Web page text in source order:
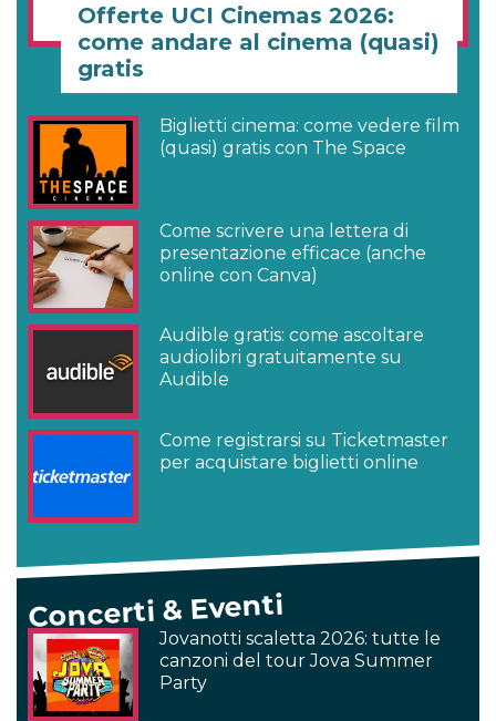
Offerte UCI Cinemas 2026:
come andare al cinema (quasi)
gratis
Biglietti cinema: come vedere film
(quasi) gratis con The Space
Come scrivere una lettera di
presentazione efficace (anche
online con Canva)
Audible gratis: come ascoltare
audiolibri gratuitamente su
Audible
Come registrarsi su Ticketmaster
per acquistare biglietti online
Concerti & Eventi
Jovanotti scaletta 2026: tutte le
canzoni del tour Jova Summer
Party